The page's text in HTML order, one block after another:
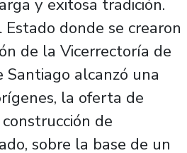
y exitosa tradición.
donde se crearon
de la Vicerrectoría de
alcanzó una
la oferta de
de
sobre la base de un